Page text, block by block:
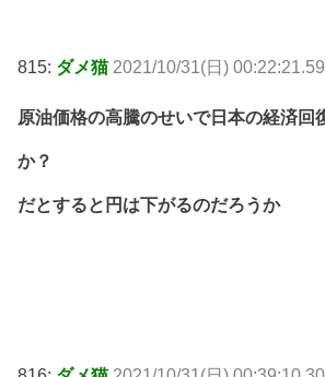
815: ダメ猫 2021/10/31(日) 00:22:21.59
原油価格の高騰のせいで日本の経済回
か？
だとすると円は下がるのだろうか